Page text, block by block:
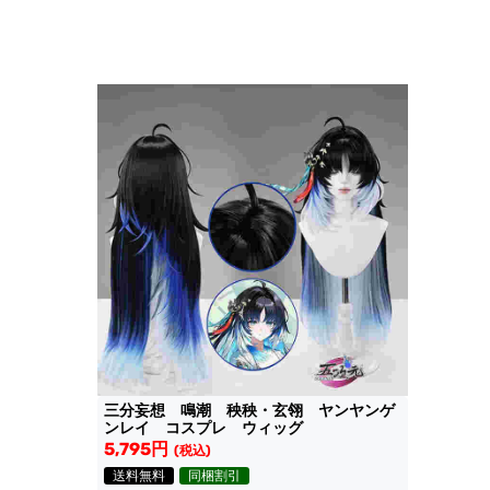
三分妄想 鳴潮 秧秧・玄翎 ヤンヤンゲ
ンレイ コスプレ ウィッグ
5,795円 (税込)
送料無料
同梱割引